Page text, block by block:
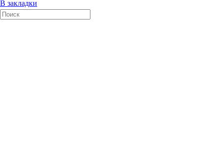
В закладки